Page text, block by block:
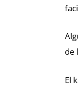
de
El